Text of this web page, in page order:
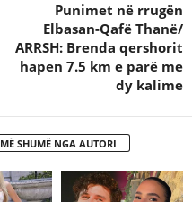
Punimet në rrugën
Elbasan-Qafë Thanë/
ARRSH: Brenda qershorit
hapen 7.5 km e parë me
dy kalime
MË SHUMË NGA AUTORI